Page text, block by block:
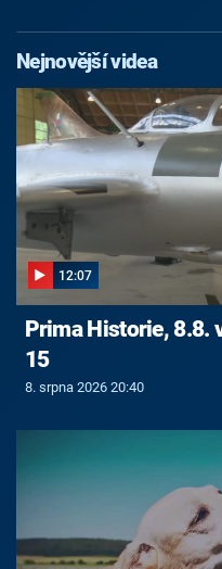
Nejnovější videa
12:07
Prima Historie, 8.8.
15
8. srpna 2026 20:40